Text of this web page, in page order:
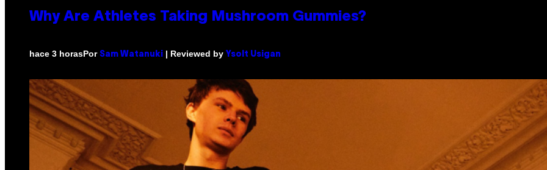
Why Are Athletes Taking Mushroom Gummies?
hace 3 horasPor Sam Watanuki | Reviewed by Ysolt Usigan